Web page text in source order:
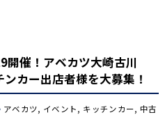
開催！アベカツ大崎古川
カー出店者様を大募集！
アベカツ, イベント, キッチンカー, 中古